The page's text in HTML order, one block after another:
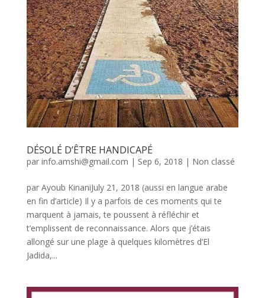
DÉSOLÉ D’ÊTRE HANDICAPÉ
par info.amshi@gmail.com | Sep 6, 2018 | Non classé
par Ayoub KinaniJuly 21, 2018 (aussi en langue arabe
en fin d’article) Il y a parfois de ces moments qui te
marquent à jamais, te poussent à réfléchir et
t’emplissent de reconnaissance. Alors que j’étais
allongé sur une plage à quelques kilomètres d’El
Jadida,...